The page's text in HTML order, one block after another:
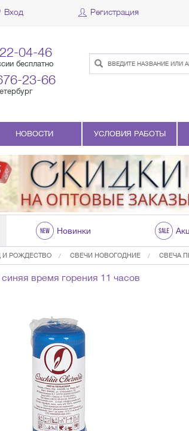
Вход Регистрация
04-46
бесплатно
23-66
НОВОСТИ УСЛОВИЯ РАБОТЫ
Новинки
И РОЖДЕСТВО СВЕЧИ НОВОГОДНИЕ СВЕЧА
время горения 11 часов